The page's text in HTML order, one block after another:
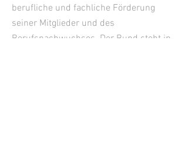
berufliche und fachliche Förderung
seiner Mitglieder und des
Berufsnachwuchses. Der Bund steht in